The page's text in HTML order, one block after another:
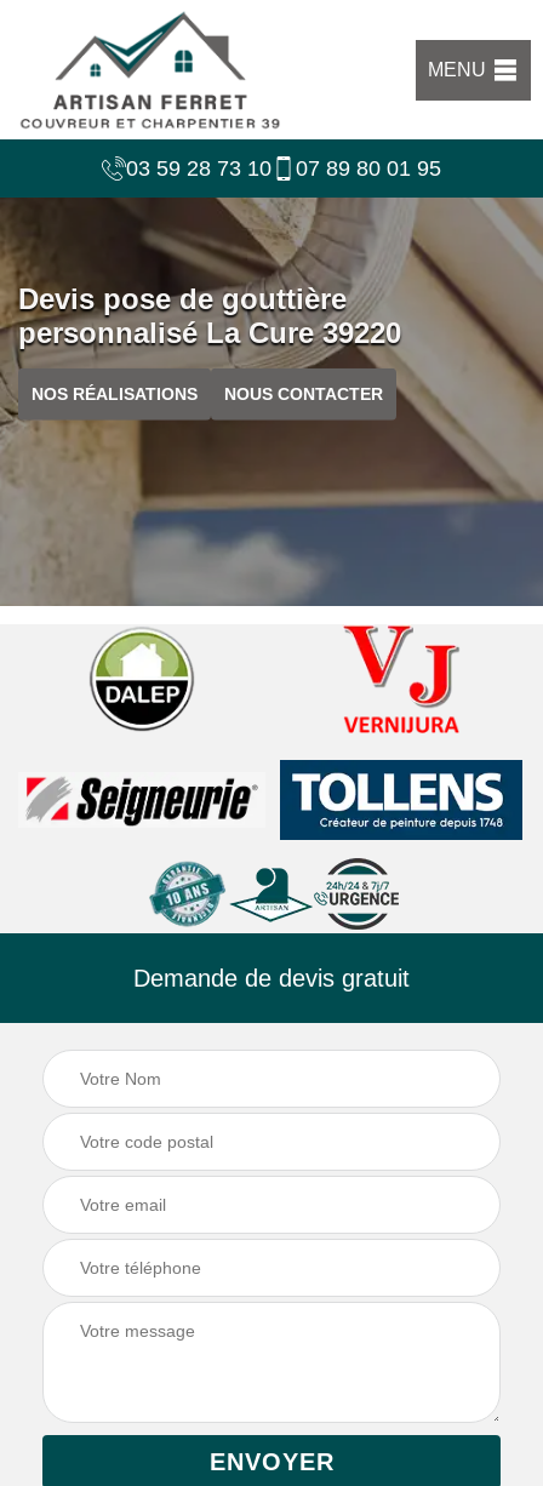
MENU
03 59 28 73 10 07 89 80 01 95
Devis pose de gouttière
personnalisé La Cure 39220
NOS RÉALISATIONS NOUS CONTACTER
Demande de devis gratuit